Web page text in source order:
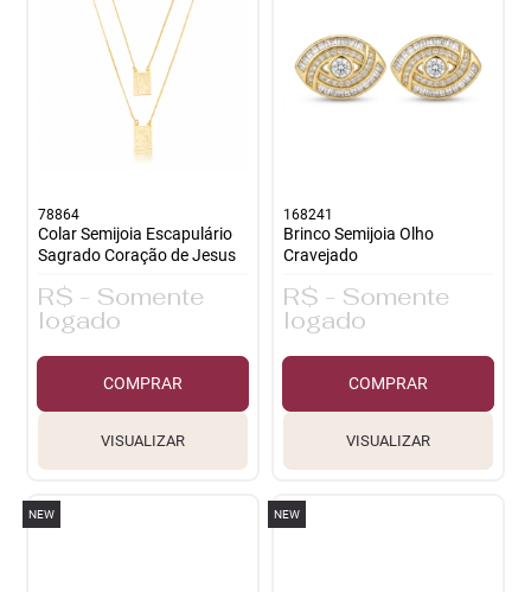
78864
Colar Semijoia Escapulário
Sagrado Coração de Jesus
R$ - Somente
logado
COMPRAR
VISUALIZAR
168241
Brinco Semijoia Olho
Cravejado
R$ - Somente
logado
COMPRAR
VISUALIZAR
NEW NEW